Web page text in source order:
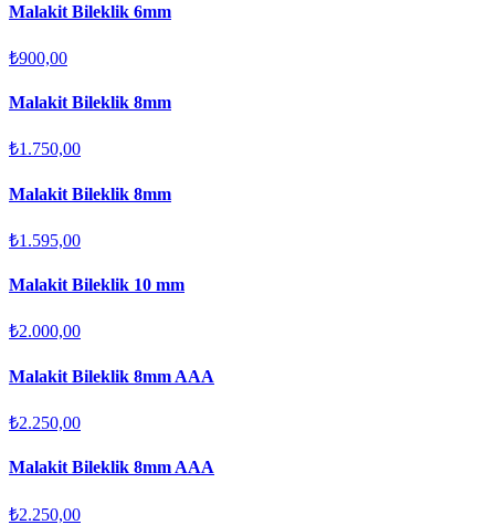
Malakit Bileklik 6mm
₺900,00
Malakit Bileklik 8mm
₺1.750,00
Malakit Bileklik 8mm
₺1.595,00
Malakit Bileklik 10 mm
₺2.000,00
Malakit Bileklik 8mm AAA
₺2.250,00
Malakit Bileklik 8mm AAA
₺2.250,00